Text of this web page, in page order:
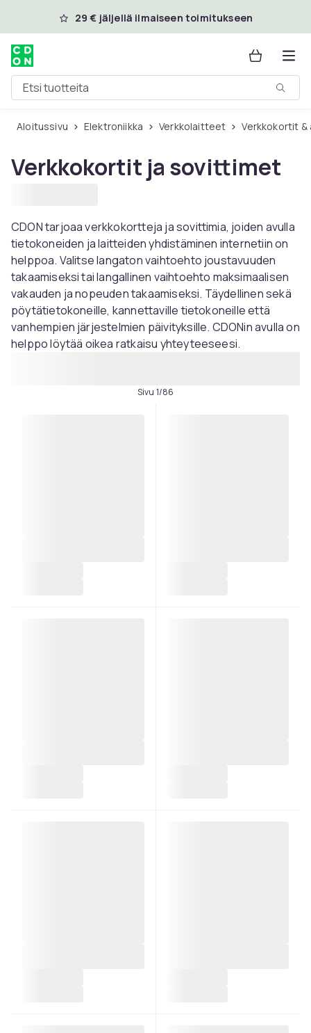
Ohita ja siirry pääsisältöön
29 € jäljellä ilmaiseen toimitukseen
Etsi tuotteita
Aloitussivu Elektroniikka Verkkolaitteet Verkkokortit
Verkkokortit ja sovittimet
CDON tarjoaa verkkokortteja ja sovittimia, joiden avulla
tietokoneiden ja laitteiden yhdistäminen internetiin on
helppoa. Valitse langaton vaihtoehto joustavuuden
takaamiseksi tai langallinen vaihtoehto maksimaalisen
vakauden ja nopeuden takaamiseksi. Täydellinen sekä
pöytätietokoneille, kannettaville tietokoneille että
vanhempien järjestelmien päivityksille. CDONin avulla on
helppo löytää oikea ratkaisu yhteyteeseesi.
Sivu 1/86